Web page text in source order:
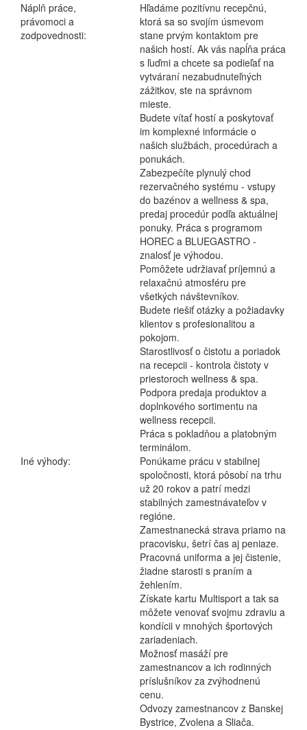
Náplň práce,
právomoci a
zodpovednosti:
Hľadáme pozitívnu recepčnú,
ktorá sa so svojím úsmevom
stane prvým kontaktom pre
našich hostí. Ak vás napĺňa práca
s ľuďmi a chcete sa podieľať na
vytváraní nezabudnuteľných
zážitkov, ste na správnom
mieste.
Budete vítať hostí a poskytovať
im komplexné informácie o
našich službách, procedúrach a
ponukách.
Zabezpečíte plynulý chod
rezervačného systému - vstupy
do bazénov a wellness & spa,
predaj procedúr podľa aktuálnej
ponuky. Práca s programom
HOREC a BLUEGASTRO -
znalosť je výhodou.
Pomôžete udržiavať príjemnú a
relaxačnú atmosféru pre
všetkých návštevníkov.
Budete riešiť otázky a požiadavky
klientov s profesionalitou a
pokojom.
Starostlivosť o čistotu a poriadok
na recepcii - kontrola čistoty v
priestoroch wellness & spa.
Podpora predaja produktov a
doplnkového sortimentu na
wellness recepcii.
Práca s pokladňou a platobným
terminálom.
Iné výhody:
Ponúkame prácu v stabilnej
spoločnosti, ktorá pôsobí na trhu
už 20 rokov a patrí medzi
stabilných zamestnávateľov v
regióne.
Zamestnanecká strava priamo na
pracovisku, šetrí čas aj peniaze.
Pracovná uniforma a jej čistenie,
žiadne starosti s praním a
žehlením.
Získate kartu Multisport a tak sa
môžete venovať svojmu zdraviu a
kondícii v mnohých športových
zariadeniach.
Možnosť masáží pre
zamestnancov a ich rodinných
príslušníkov za zvýhodnenú
cenu.
Odvozy zamestnancov z Banskej
Bystrice, Zvolena a Sliača.